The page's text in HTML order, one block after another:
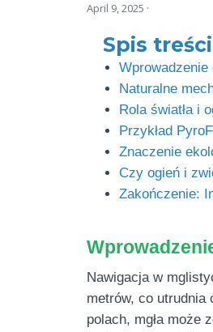
April 9, 2025 ·
Spis treści
Naturalne
Rola światła i
Przykład
Znaczenie
Czy ogień i
Zakończenie:
Nawigacja w
metrów, co
polach, mgła może